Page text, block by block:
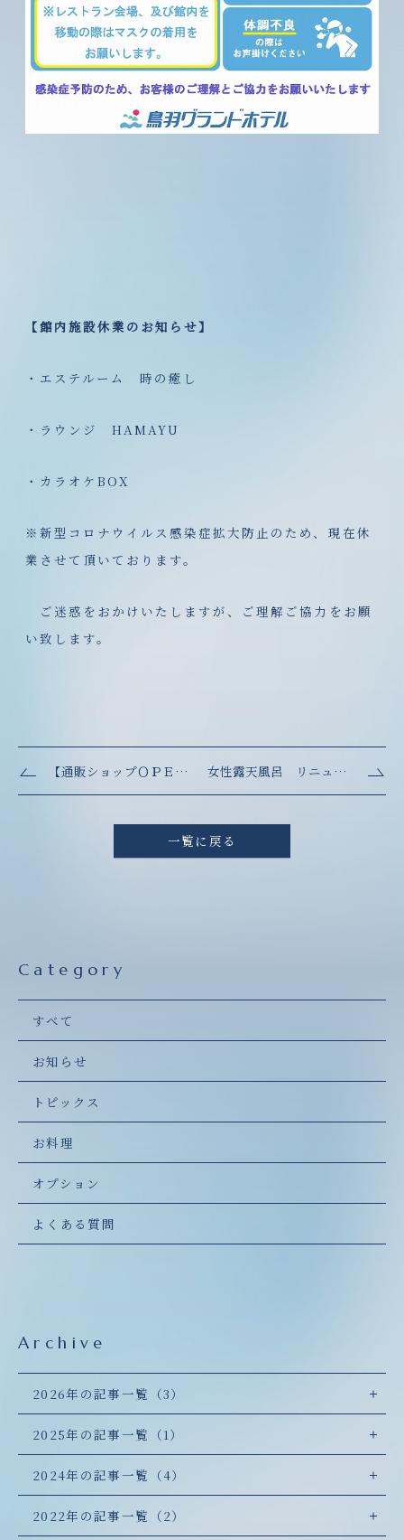
【館内施設休業のお知らせ】
・エステルーム 時の癒し
・ラウンジ HAMAYU
・カラオケBOX
※新型コロナウイルス感染症拡大防止のため、現在休
業させて頂いております。
ご迷惑をおかけいたしますが、ご理解ご協力をお願
い致します。
【通販ショップＯＰＥＮ】ご注文はこちら… 女性露天風呂 リニューアルオープン
一覧に戻る
Category
すべて
お知らせ
トピックス
お料理
オプション
よくある質問
Archive
2026年の記事一覧（3）
2025年の記事一覧（1）
2024年の記事一覧（4）
2022年の記事一覧（2）